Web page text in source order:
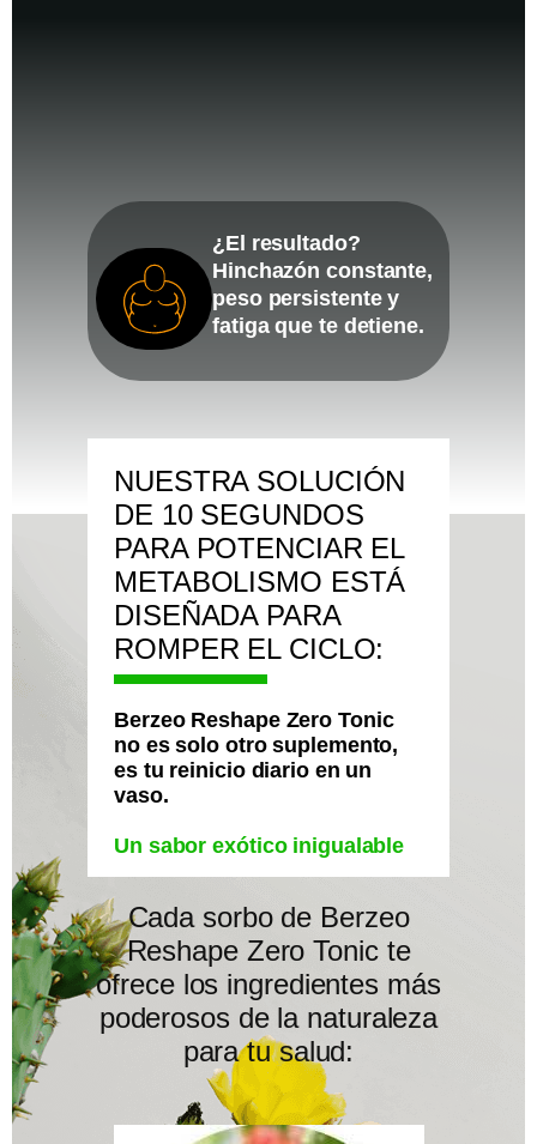
¿El resultado?
Hinchazón constante,
peso persistente y
fatiga que te detiene.
NUESTRA SOLUCIÓN
DE 10 SEGUNDOS
PARA POTENCIAR EL
METABOLISMO ESTÁ
DISEÑADA PARA
ROMPER EL CICLO:
Berzeo Reshape Zero Tonic
no es solo otro suplemento,
es tu reinicio diario en un
vaso.
Un sabor exótico inigualable
Cada sorbo de Berzeo
Reshape Zero Tonic te
ofrece los ingredientes más
poderosos de la naturaleza
para tu salud: